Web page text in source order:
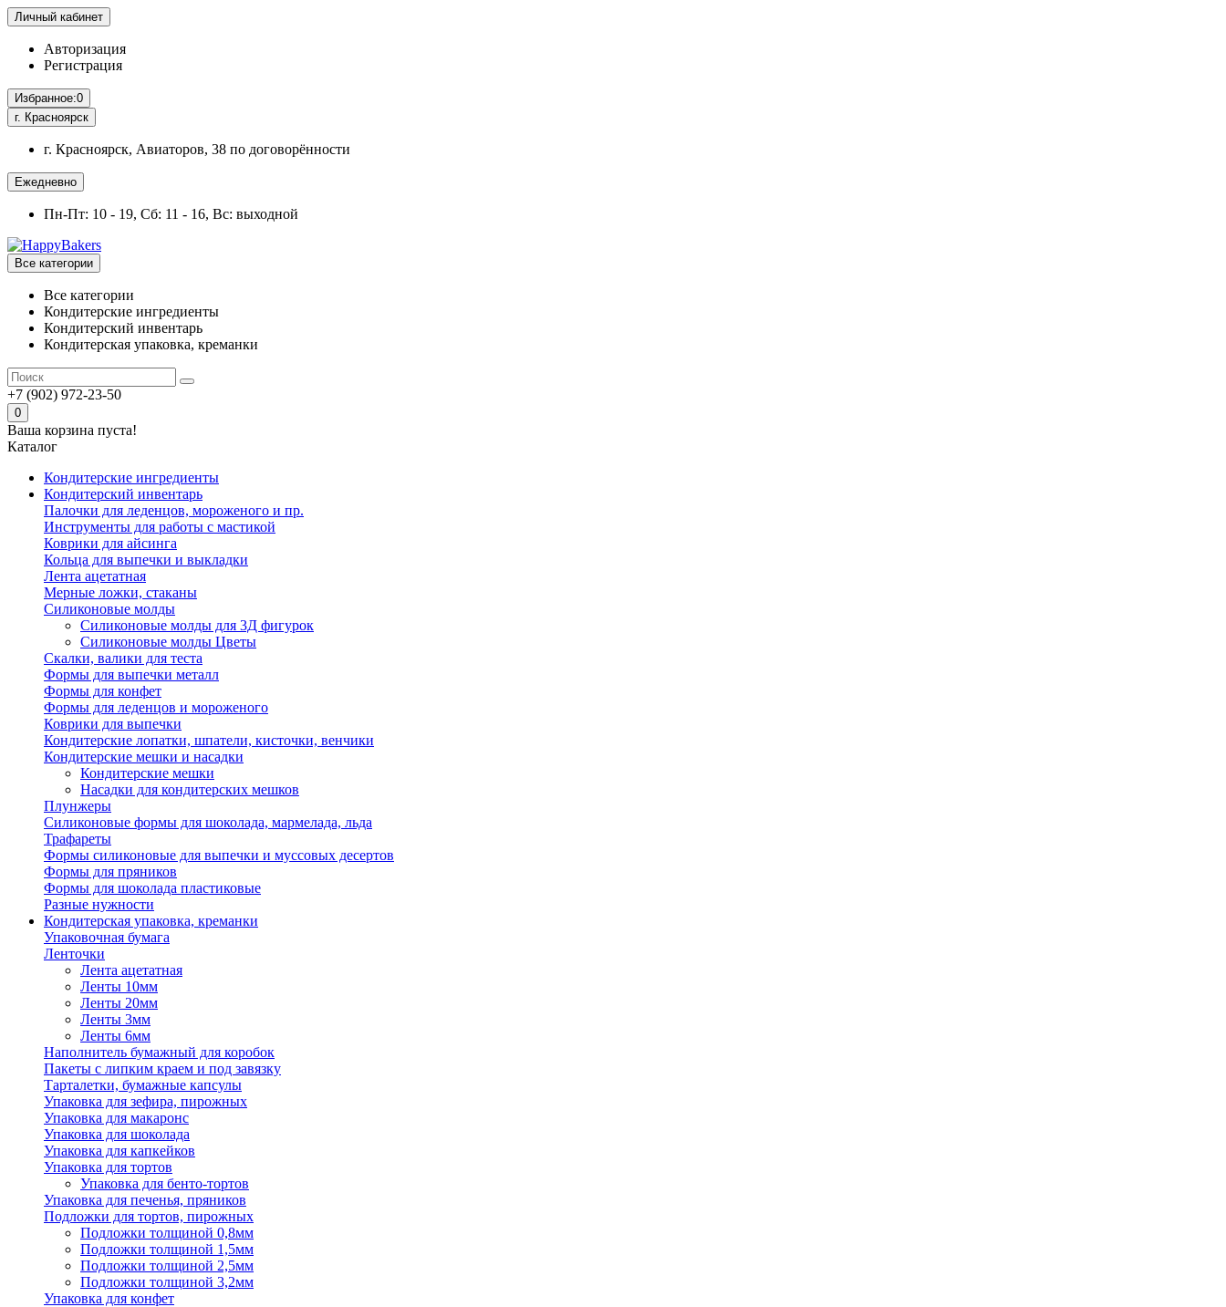
Личный кабинет
Авторизация
Регистрация
Избранное:0
г. Красноярск
г. Красноярск, Авиаторов, 38 по договорённости
Ежедневно
Пн-Пт: 10 - 19, Сб: 11 - 16, Вс: выходной
Все категории
Все категории
Кондитерские ингредиенты
Кондитерский инвентарь
Кондитерская упаковка, креманки
+7 (902) 972-23-50
0
Ваша корзина пуста!
Каталог
Кондитерские ингредиенты
Кондитерский инвентарь
Палочки для леденцов, мороженого и пр.
Инструменты для работы с мастикой
Коврики для айсинга
Кольца для выпечки и выкладки
Лента ацетатная
Мерные ложки, стаканы
Силиконовые молды
Силиконовые молды для 3Д фигурок
Силиконовые молды Цветы
Скалки, валики для теста
Формы для выпечки металл
Формы для конфет
Формы для леденцов и мороженого
Коврики для выпечки
Кондитерские лопатки, шпатели, кисточки, венчики
Кондитерские мешки и насадки
Кондитерские мешки
Насадки для кондитерских мешков
Плунжеры
Силиконовые формы для шоколада, мармелада, льда
Трафареты
Формы силиконовые для выпечки и муссовых десертов
Формы для пряников
Формы для шоколада пластиковые
Разные нужности
Кондитерская упаковка, креманки
Упаковочная бумага
Ленточки
Лента ацетатная
Ленты 10мм
Ленты 20мм
Ленты 3мм
Ленты 6мм
Наполнитель бумажный для коробок
Пакеты с липким краем и под завязку
Тарталетки, бумажные капсулы
Упаковка для зефира, пирожных
Упаковка для макаронс
Упаковка для шоколада
Упаковка для капкейков
Упаковка для тортов
Упаковка для бенто-тортов
Упаковка для печенья, пряников
Подложки для тортов, пирожных
Подложки толщиной 0,8мм
Подложки толщиной 1,5мм
Подложки толщиной 2,5мм
Подложки толщиной 3,2мм
Упаковка для конфет